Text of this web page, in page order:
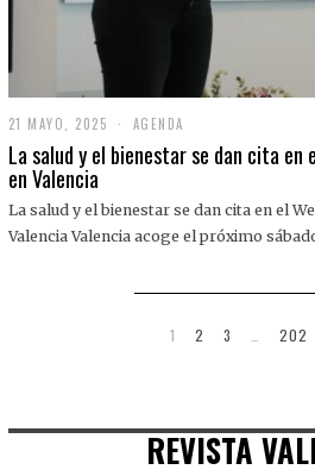
21 MAYO, 2025
1
M
O
,
AGENDA
La salud y el bienestar se dan cita en
en Valencia
La salud y el bienestar se dan cita en el
Valencia Valencia acoge el próximo
1 2 3 202
REVISTA